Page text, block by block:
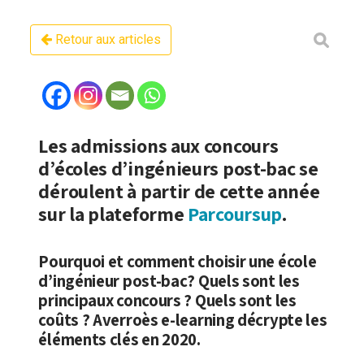
Retour aux articles
Écoles d’ingénieurs post-bac : quelles
Les admissions aux concours
d’écoles d’ingénieurs post-bac se
déroulent à partir de cette année
sur la plateforme Parcoursup.
Pourquoi et comment choisir une école
d’ingénieur post-bac? Quels sont les
principaux concours ? Quels sont les
coûts ? Averroès e-learning décrypte les
éléments clés en 2020.